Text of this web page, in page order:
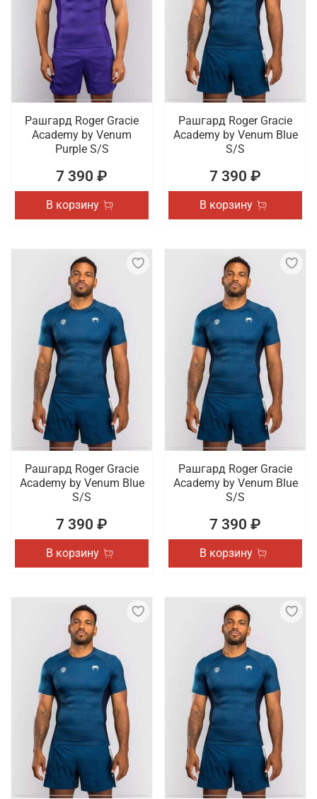
Рашгард Roger Gracie
Academy by Venum
Purple S/S
7 390 ₽
В корзину
Рашгард Roger Gracie
Academy by Venum Blue
S/S
7 390 ₽
В корзину
Рашгард Roger Gracie
Academy by Venum Blue
S/S
7 390 ₽
В корзину
Рашгард Roger Gracie
Academy by Venum Blue
S/S
7 390 ₽
В корзину